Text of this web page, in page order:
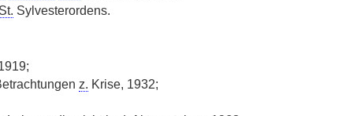
St. Sylvesterordens.
z. Krise, 1932;